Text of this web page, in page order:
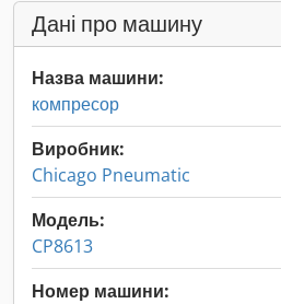
Дані про машину
Назва машини:
компресор
Виробник:
Chicago Pneumatic
Модель:
CP8613
Номер машини: